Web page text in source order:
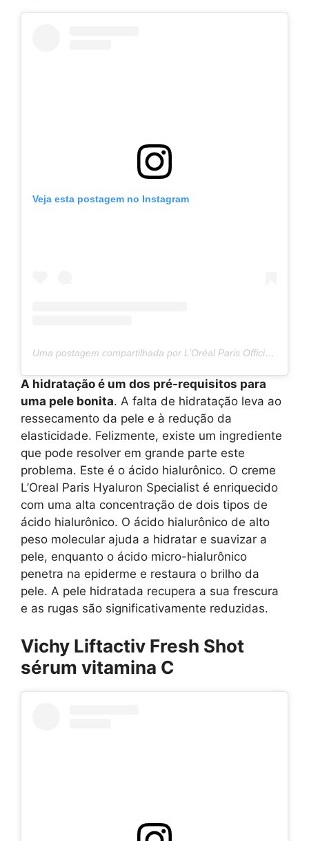
Veja esta postagem no Instagram
Uma postagem compartilhada por L’Oréal Paris Official (@lorealparis)
A hidratação é um dos pré-requisitos para
uma pele bonita. A falta de hidratação leva ao
ressecamento da pele e à redução da
elasticidade. Felizmente, existe um ingrediente
que pode resolver em grande parte este
problema. Este é o ácido hialurônico. O creme
L’Oreal Paris Hyaluron Specialist é enriquecido
com uma alta concentração de dois tipos de
ácido hialurônico. O ácido hialurônico de alto
peso molecular ajuda a hidratar e suavizar a
pele, enquanto o ácido micro-hialurônico
penetra na epiderme e restaura o brilho da
pele. A pele hidratada recupera a sua frescura
e as rugas são significativamente reduzidas.
Vichy Liftactiv Fresh Shot
sérum vitamina C